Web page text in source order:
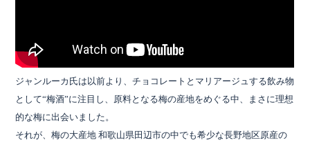
ジャンルーカ氏は以前より、チョコレートとマリアージュする飲み物
として“梅酒”に注目し、原料となる梅の産地をめぐる中、まさに理想
的な梅に出会いました。
それが、梅の大産地 和歌山県田辺市の中でも希少な長野地区原産の